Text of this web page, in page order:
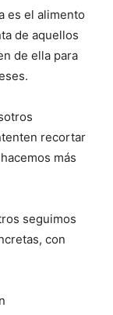
es el alimento
de aquellos
de ella para
recortar
más
seguimos
con